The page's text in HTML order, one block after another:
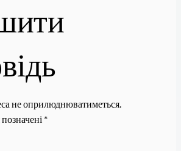
не оприлюднюватиметься.
*